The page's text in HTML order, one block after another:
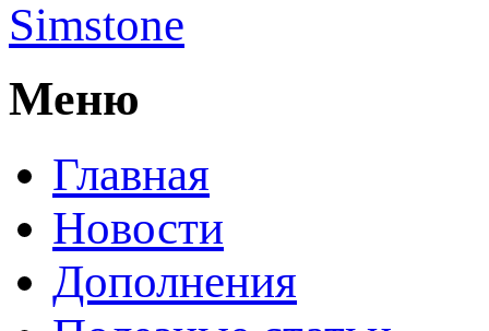
Simstone
Меню
Главная
Новости
Дополнения